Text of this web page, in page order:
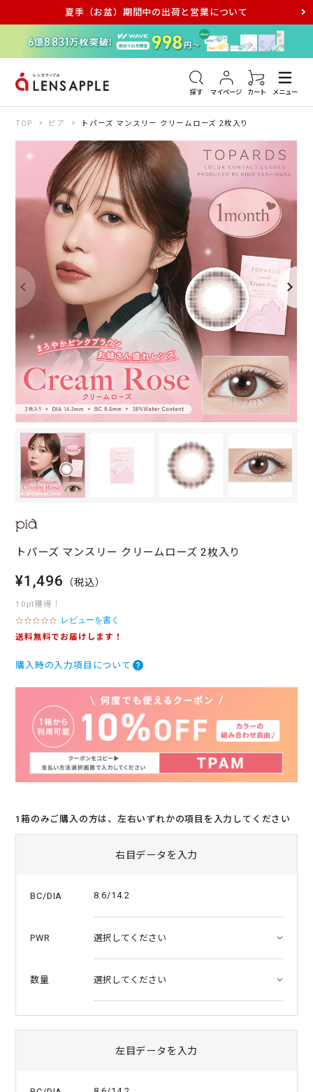
夏季（お盆）期間中の出荷と営業について
探す マイページ カート メニュー
アキュビュー メダリスト メガネ
TOP ピア トパーズ マンスリー クリームローズ 2枚入り
トパーズ マンスリー クリームローズ 2枚入り
¥1,496 （税込）
10pt獲得！
0
.
t
r
t
n
g
レビューを書く
送料無料でお届けします！
購入時の入力項目について
1箱のみご購入の方は、左右いずれかの項目を入力してください
右目データを入力
BC/DIA 8.6/14.2
PWR
数量
左目データを入力